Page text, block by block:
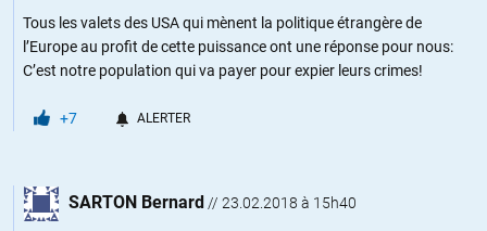
Tous les valets des USA qui mènent la politique étrangère de
l’Europe au profit de cette puissance ont une réponse pour nous:
C’est notre population qui va payer pour expier leurs crimes!
+7 ALERTER
SARTON Bernard // 23.02.2018 à 15h40